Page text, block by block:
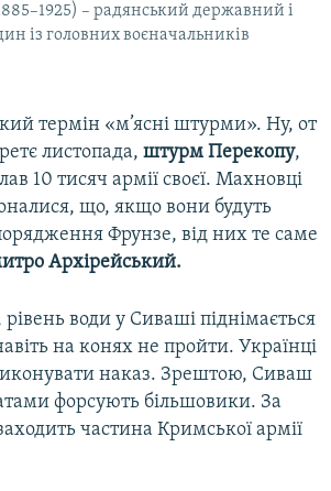
– радянський державний і
із головних воєначальників
термін «м’ясні штурми». Ну, от
листопада, штурм Перекопу,
10 тисяч армії своєї. Махновці
що, якщо вони будуть
Фрунзе, від них те саме
Архірейський.
води у Сиваші піднімається
на конях не пройти. Українці
наказ. Зрештою, Сиваш
форсують більшовики. За
частина Кримської армії